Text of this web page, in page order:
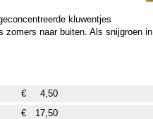
kluwentjes
zomers naar buiten. Als snijgroen in
€
4,50
€
17,50